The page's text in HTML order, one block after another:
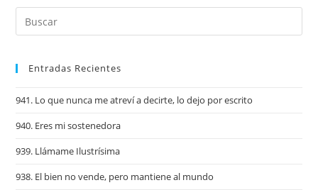
Entradas Recientes
941. Lo que nunca me atreví a decirte, lo dejo por escrito
940. Eres mi sostenedora
939. Llámame Ilustrísima
938. El bien no vende, pero mantiene al mundo